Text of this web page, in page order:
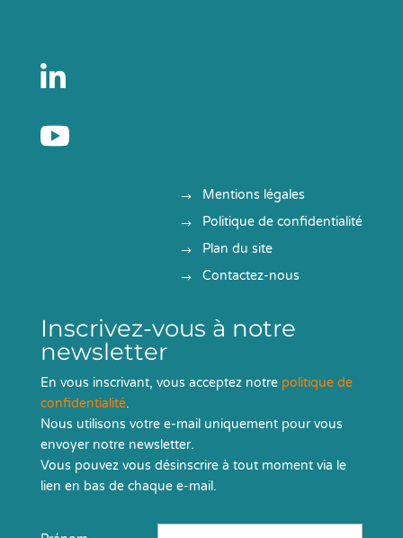


Mentions légales
Politique de confidentialité
Plan du site
Contactez-nous
Inscrivez-vous à notre
newsletter
En vous inscrivant, vous acceptez notre politique de
confidentialité.
Nous utilisons votre e-mail uniquement pour vous
envoyer notre newsletter.
Vous pouvez vous désinscrire à tout moment via le
lien en bas de chaque e-mail.